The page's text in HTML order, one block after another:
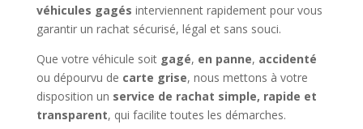
véhicules gagés interviennent rapidement pour vous
garantir un rachat sécurisé, légal et sans souci.
Que votre véhicule soit gagé, en panne, accidenté
ou dépourvu de carte grise, nous mettons à votre
disposition un service de rachat simple, rapide et
transparent, qui facilite toutes les démarches.